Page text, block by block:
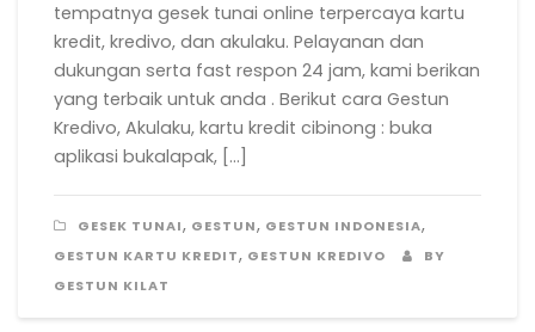
tempatnya gesek tunai online terpercaya kartu
kredit, kredivo, dan akulaku. Pelayanan dan
dukungan serta fast respon 24 jam, kami berikan
yang terbaik untuk anda . Berikut cara Gestun
Kredivo, Akulaku, kartu kredit cibinong : buka
aplikasi bukalapak, […]
GESEK TUNAI, GESTUN, GESTUN INDONESIA,
GESTUN KARTU KREDIT, GESTUN KREDIVO
BY
GESTUN KILAT